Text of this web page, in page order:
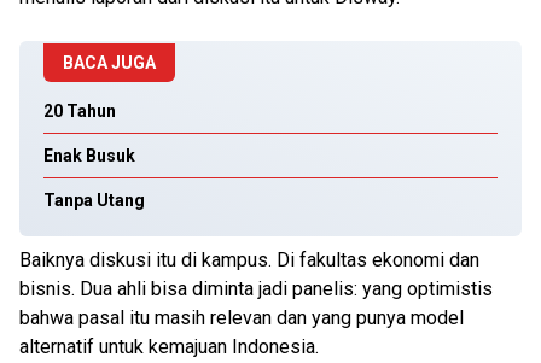
BACA JUGA
20 Tahun
Enak Busuk
Tanpa Utang
Baiknya diskusi itu di kampus. Di fakultas ekonomi dan
bisnis. Dua ahli bisa diminta jadi panelis: yang optimistis
bahwa pasal itu masih relevan dan yang punya model
alternatif untuk kemajuan Indonesia.